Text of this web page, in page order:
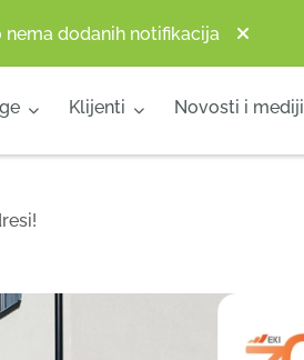
nema dodanih notifikacija
Klijenti Novosti i mediji